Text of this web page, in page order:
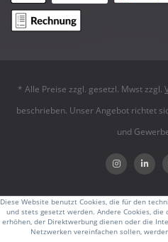
* Alle Preise zzgl. gesetzl. Mwst zzgl.
beschrieben. Unser Angebot richtet
und
Diese Website benutzt Cookies, die für den
und stets gesetzt werden. Andere Cookies,
erhöhen, der Direktwerbung dienen oder die
Netzwerken vereinfachen sollen,